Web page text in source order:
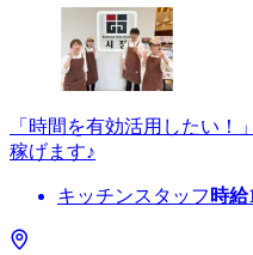
「時間を有効活用したい
稼げます♪
キッチンスタッフ 時給